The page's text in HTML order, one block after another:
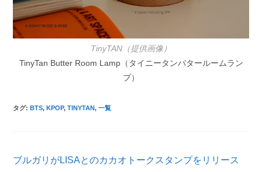
TinyTAN（提供画像）
TinyTan Butter Room Lamp（タイニータンバタールームラン
プ）
タグ:BTS, KPOP, TINYTAN, 一覧
の
ブルガリがLISAとのカカオトークスタンプをリリース